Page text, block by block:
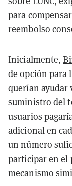
para
reembolso
Inicialmente,
de opción para
querían ayudar
suministro del
usuarios
adicional en
un número
participar en el
mecanismo